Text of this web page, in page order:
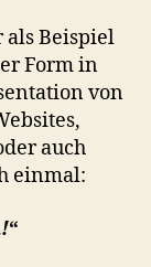
als Beispiel
Form in
von
auch
einmal:
“